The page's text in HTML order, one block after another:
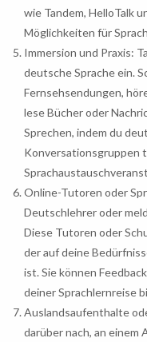
wie Tandem, HelloTalk
Möglichkeiten für
Immersion und Praxis:
deutsche Sprache ein.
Fernsehsendungen,
lese Bücher oder
Sprechen, indem du
Konversationsgruppen
Online-Tutoren oder
Deutschlehrer oder
Diese Tutoren oder
der auf deine
ist. Sie können
deiner Sprachlernreise
Auslandsaufenthalte
darüber nach, an einem